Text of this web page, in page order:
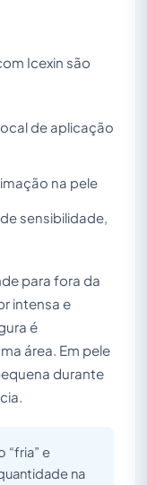
Icexin são
de aplicação
na pele
sensibilidade,
para fora da
intensa e
é
área. Em pele
durante
“fria” e
na